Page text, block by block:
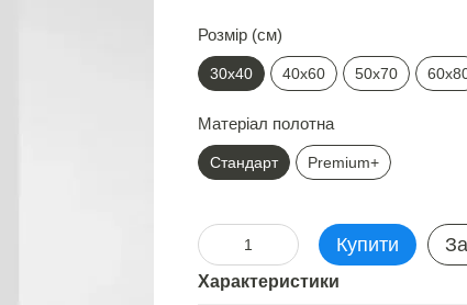
Розмір (см)
30х40 40х60 50х70
Матеріал полотна
Стандарт Premium+
Купити
Характеристики